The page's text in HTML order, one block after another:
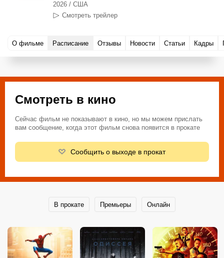
2026 / США
Смотреть трейлер
О фильме Расписание Отзывы Новости Статьи Кадры
Смотреть в кино
Сейчас фильм не показывают в кино, но мы можем прислать
вам сообщение, когда этот фильм снова появится в прокате
Сообщить о выходе в прокат
В прокате Премьеры Онлайн